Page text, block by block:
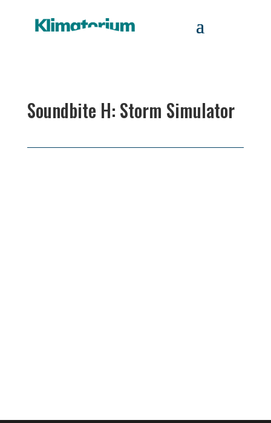
Soundbite H: Storm Simulator